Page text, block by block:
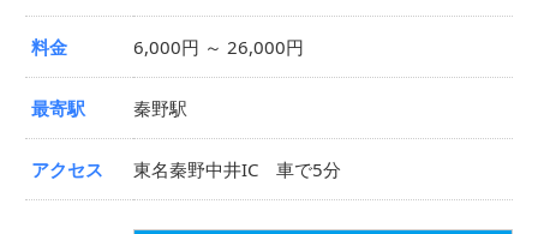
料金 6,000円 ～ 26,000円
最寄駅 秦野駅
アクセス 東名秦野中井IC 車で5分